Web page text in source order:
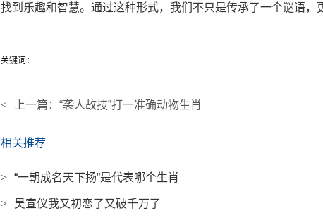
找到乐趣和智慧。通过这种形式，我们不只是传承了一个谜语，
关键词：
< 上一篇： “袭人故技”打一准确动物生肖
相关推荐
> “一朝成名天下扬”是代表哪个生肖
> 吴宣仪我又初恋了又破千万了